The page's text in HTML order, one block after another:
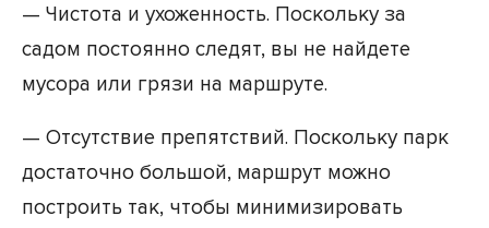
— Чистота и ухоженность. Поскольку за
садом постоянно следят, вы не найдете
мусора или грязи на маршруте.
— Отсутствие препятствий. Поскольку парк
достаточно большой, маршрут можно
построить так, чтобы минимизировать